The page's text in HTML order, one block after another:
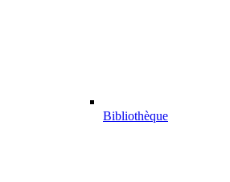
Bibliothèque